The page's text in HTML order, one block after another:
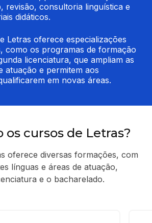
revisão, consultoria linguística e
didáticos.
Letras oferece especializações
como os programas de formação
licenciatura, que ampliam as
atuação e permitem aos
em novas áreas.
os cursos de Letras?
oferece diversas formações, com
línguas e áreas de atuação,
e o bacharelado.